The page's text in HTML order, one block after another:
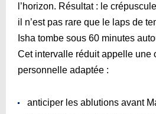
l’horizon. Résultat : le
il n’est pas rare que le laps de
Isha tombe sous 60 minutes
Cet intervalle réduit appelle une
personnelle adaptée :
anticiper les ablutions avant